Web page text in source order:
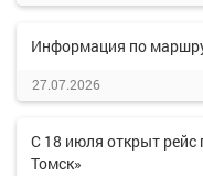
Информация по
27.07.2026
С 18 июля открыт
Томск»